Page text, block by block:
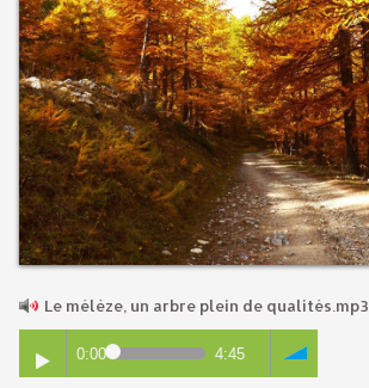
Le mélèze, un arbre plein de qualités.mp3
0:00 4:45